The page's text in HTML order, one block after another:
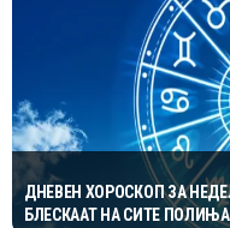
ДНЕВЕН ХОРОСКОП ЗА
БЛЕСКААТ НА СИТЕ